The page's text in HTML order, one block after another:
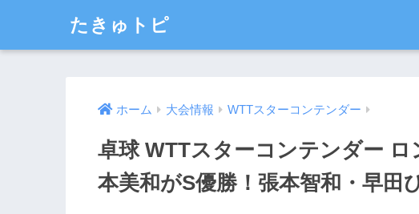
たきゅトピ
ホーム 大会情報 WTTスターコンテンダー
卓球 WTTスターコンテンダー ロ
本美和がS優勝！張本智和・早田